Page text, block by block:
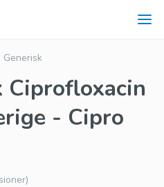
Generisk
Ciprofloxacin
- Cipro